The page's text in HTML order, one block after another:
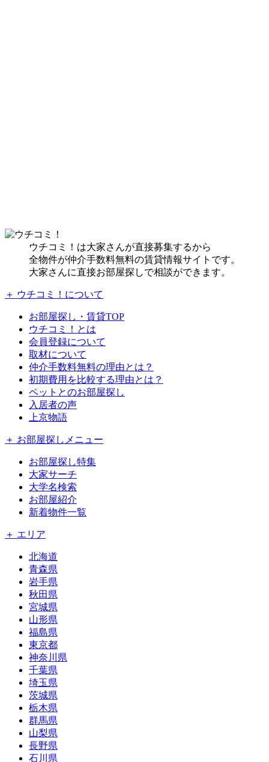
ウチコミ！は大家さんが直接募集するから
全物件が仲介手数料無料の賃貸情報サイトです。
大家さんに直接お部屋探しで相談ができます。
＋ ウチコミ！について
お部屋探し・賃貸TOP
ウチコミ！とは
会員登録について
取材について
仲介手数料無料の理由とは？
初期費用を比較する理由とは？
ペットとのお部屋探し
入居者の声
上京物語
＋ お部屋探しメニュー
お部屋探し特集
大家サーチ
大学名検索
お部屋紹介
新着物件一覧
＋ エリア
北海道
青森県
岩手県
秋田県
宮城県
山形県
福島県
東京都
神奈川県
千葉県
埼玉県
茨城県
栃木県
群馬県
山梨県
長野県
石川県